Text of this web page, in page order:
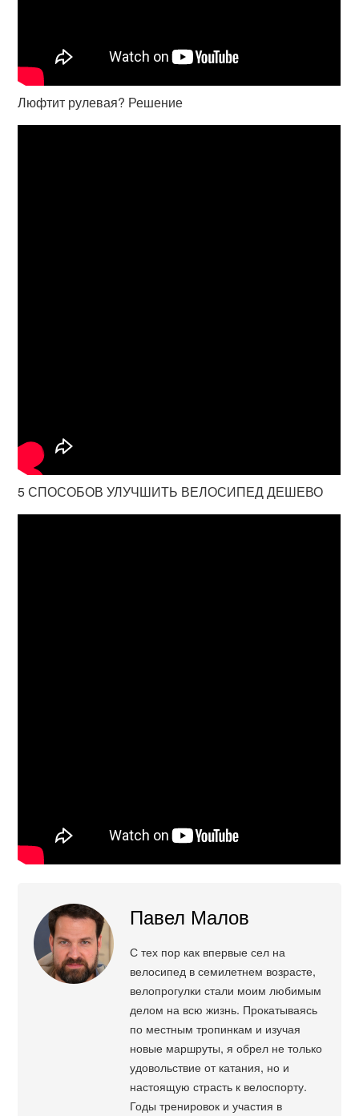
Люфтит рулевая? Решение
5 СПОСОБОВ УЛУЧШИТЬ ВЕЛОСИПЕД ДЕШЕВО
Павел Малов
С тех пор как впервые сел на
велосипед в семилетнем возрасте,
велопрогулки стали моим любимым
делом на всю жизнь. Прокатываясь
по местным тропинкам и изучая
новые маршруты, я обрел не только
удовольствие от катания, но и
настоящую страсть к велоспорту.
Годы тренировок и участия в